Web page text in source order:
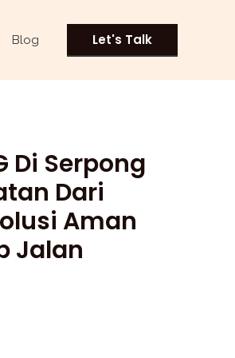
Blog Let's Talk
Di Serpong
Dari
Aman
Jalan